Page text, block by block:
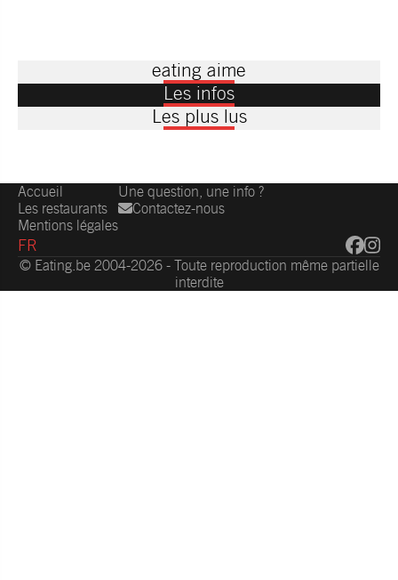
eating aime
Les infos
Les plus lus
Accueil
Les restaurants
Mentions légales
Une question, une info ?
Contactez-nous
FR
© Eating.be 2004-2026 - Toute reproduction même partielle
interdite